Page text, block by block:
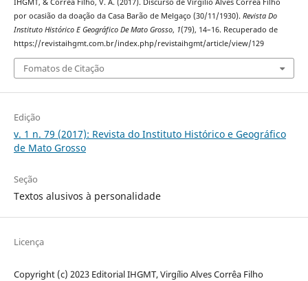
IHGMT, & Corrêa Filho, V. A. (2017). Discurso de Virgílio Alves Corrêa Filho
por ocasião da doação da Casa Barão de Melgaço (30/11/1930). Revista Do
Instituto Histórico E Geográfico De Mato Grosso, 1(79), 14–16. Recuperado de
https://revistaihgmt.com.br/index.php/revistaihgmt/article/view/129
Fomatos de Citação
Edição
v. 1 n. 79 (2017): Revista do Instituto Histórico e Geográfico
de Mato Grosso
Seção
Textos alusivos à personalidade
Licença
Copyright (c) 2023 Editorial IHGMT, Virgílio Alves Corrêa Filho